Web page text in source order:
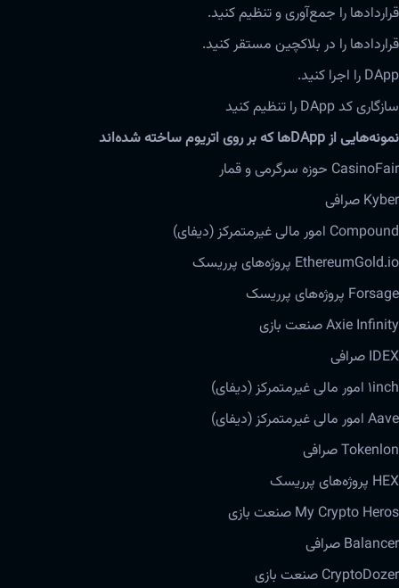
قراردادها را جمع‌آوری و تنظیم کنید.
قراردادها را در بلاکچین مستقر کنید.
DApp را اجرا کنید.
سازگاری کد DApp را تنظیم کنید
نمونه‌هایی از DApp‌ها که بر‌‌ روی اتریوم ساخته شده‌اند
CasinoFair حوزه‌ سرگرمی و قمار
Kyber صرافی
Compound امور مالی غیرمتمرکز (دیفای)
EthereumGold.io پروژه‌های پرریسک
Forsage پروژه‌های پرریسک
Axie Infinity صنعت بازی
IDEX صرافی
1inch امور مالی غیرمتمرکز (دیفای)
Aave امور مالی غیرمتمرکز (دیفای)
Tokenlon صرافی
HEX پروژه‌های پرریسک
My Crypto Heros صنعت بازی
Balancer صرافی
CryptoDozer صنعت بازی